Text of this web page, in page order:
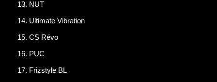
NUT
Ultimate Vibration
CS Révo
PUC
Frizstyle BL